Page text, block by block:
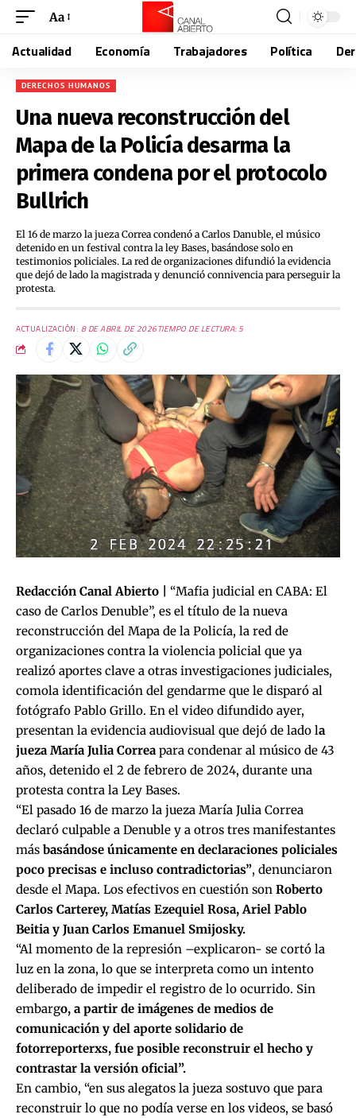
Aa
Actualidad Economía Trabajadores Política
DERECHOS HUMANOS
Una nueva reconstrucción del
Mapa de la Policía desarma la
primera condena por el protocolo
Bullrich
El 16 de marzo la jueza Correa condenó a Carlos Danuble, el músico
detenido en un festival contra la ley Bases, basándose solo en
testimonios policiales. La red de organizaciones difundió la evidencia
que dejó de lado la magistrada y denunció connivencia para perseguir la
protesta.
ACTUALIZACIÓN: 8 DE ABRIL DE 2026TIEMPO DE LECTURA: 5
Redacción Canal Abierto | “Mafia judicial en CABA: El
caso de Carlos Denuble”, es el título de la nueva
reconstrucción del Mapa de la Policía, la red de
organizaciones contra la violencia policial que ya
realizó aportes clave a otras investigaciones judiciales,
comola identificación del gendarme que le disparó al
fotógrafo Pablo Grillo. En el video difundido ayer,
presentan la evidencia audiovisual que dejó de lado la
jueza María Julia Correa para condenar al músico de 43
años, detenido el 2 de febrero de 2024, durante una
protesta contra la Ley Bases.
“El pasado 16 de marzo la jueza María Julia Correa
declaró culpable a Denuble y a otros tres manifestantes
más basándose únicamente en declaraciones policiales
poco precisas e incluso contradictorias”, denunciaron
desde el Mapa. Los efectivos en cuestión son Roberto
Carlos Carterey, Matías Ezequiel Rosa, Ariel Pablo
Beitia y Juan Carlos Emanuel Smijosky.
“Al momento de la represión –explicaron- se cortó la
luz en la zona, lo que se interpreta como un intento
deliberado de impedir el registro de lo ocurrido. Sin
embargo, a partir de imágenes de medios de
comunicación y del aporte solidario de
fotorreporterxs, fue posible reconstruir el hecho y
contrastar la versión oficial”.
En cambio, “en sus alegatos la jueza sostuvo que para
reconstruir lo que no podía verse en los videos, se basó